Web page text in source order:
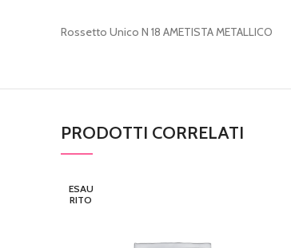
Rossetto Unico N 18 AMETISTA METALLICO
PRODOTTI CORRELATI
ESAU
RITO